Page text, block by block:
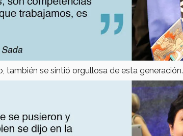
también se sintió orgullosa de esta generación.